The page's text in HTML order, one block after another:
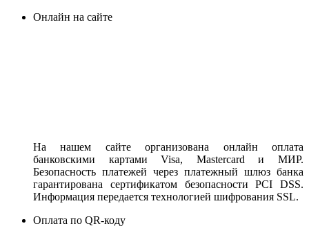
Онлайн на сайте
На нашем сайте организована онлайн оплата
банковскими картами Visa, Mastercard и МИР.
Безопасность платежей через платежный шлюз банка
гарантирована сертификатом безопасности PCI DSS.
Информация передается технологией шифрования SSL.
Оплата по QR-коду